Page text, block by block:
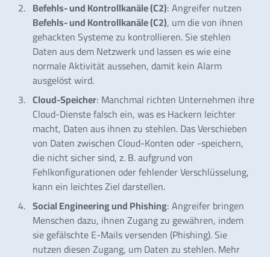
Befehls- und Kontrollkanäle (C2): Angreifer nutzen
Befehls- und Kontrollkanäle (C2), um die von ihnen
gehackten Systeme zu kontrollieren. Sie stehlen
Daten aus dem Netzwerk und lassen es wie eine
normale Aktivität aussehen, damit kein Alarm
ausgelöst wird.
Cloud-Speicher: Manchmal richten Unternehmen ihre
Cloud-Dienste falsch ein, was es Hackern leichter
macht, Daten aus ihnen zu stehlen. Das Verschieben
von Daten zwischen Cloud-Konten oder -speichern,
die nicht sicher sind, z. B. aufgrund von
Fehlkonfigurationen oder fehlender Verschlüsselung,
kann ein leichtes Ziel darstellen.
Social Engineering und Phishing: Angreifer bringen
Menschen dazu, ihnen Zugang zu gewähren, indem
sie gefälschte E-Mails versenden (Phishing). Sie
nutzen diesen Zugang, um Daten zu stehlen. Mehr